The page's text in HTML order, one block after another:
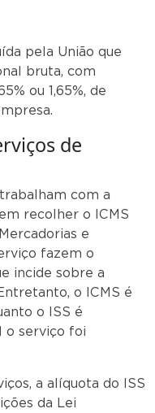
pela União que
bruta, com
ou 1,65%, de
de
com a
recolher o ICMS
e
fazem o
incide sobre a
o ICMS é
o ISS é
o serviço foi
a alíquota do ISS
da Lei